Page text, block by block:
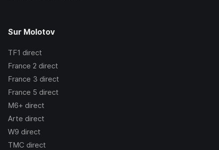
Sur Molotov
TF1 direct
France 2 direct
France 3 direct
France 5 direct
M6+ direct
Arte direct
W9 direct
TMC direct